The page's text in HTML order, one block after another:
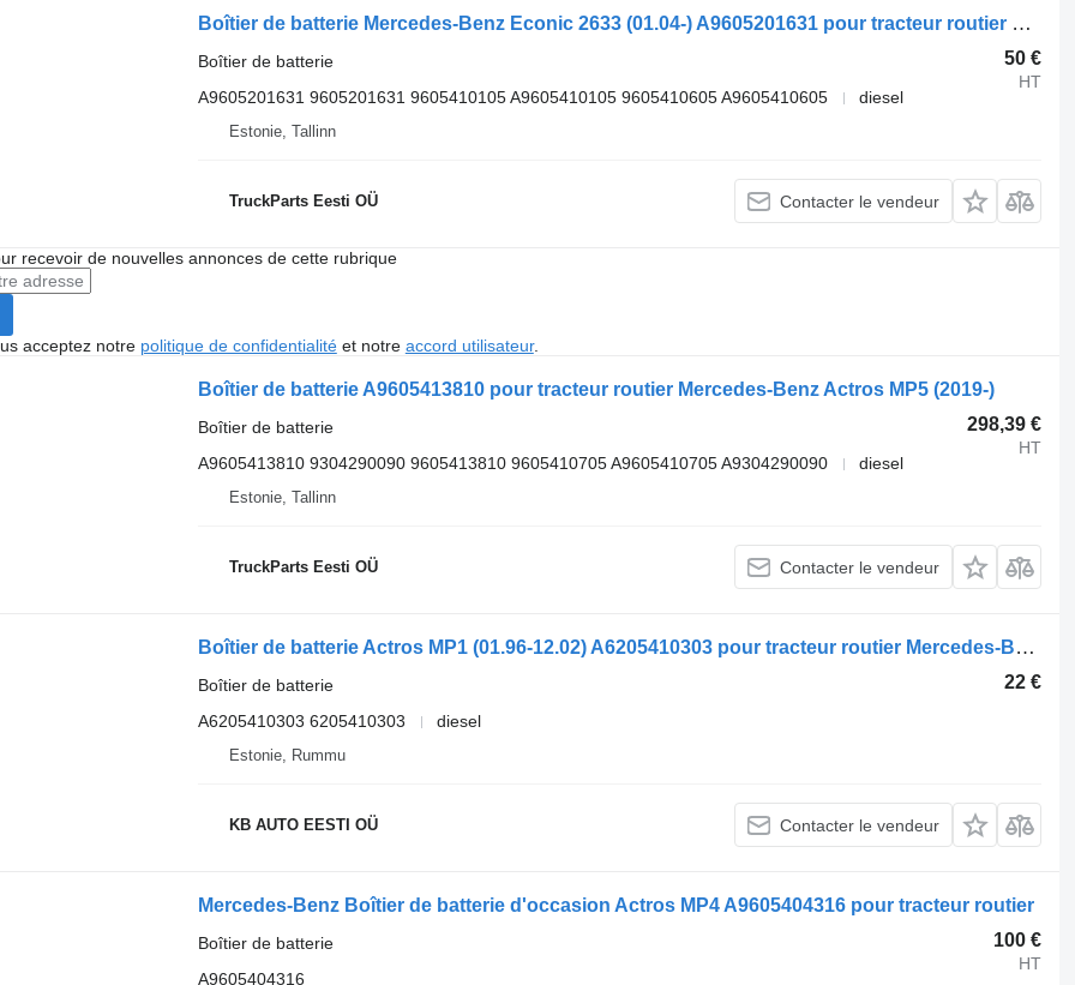
Boîtier de batterie Mercedes-Benz Econic 2633 (01.04-) A9605201631 pour tracteur routier Mercedes-Benz Econic (1998-2014)
50 €
HT
Boîtier de batterie
A9605201631 9605201631 9605410105 A9605410105 9605410605 A9605410605
diesel
Estonie, Tallinn
TruckParts Eesti OÜ Contacter le vendeur
recevoir de nouvelles annonces de cette rubrique
acceptez notre politique de confidentialitéet notre accord utilisateur.
Boîtier de batterie A9605413810 pour tracteur routier Mercedes-Benz Actros MP5 (2019-)
298,39 €
HT
Boîtier de batterie
A9605413810 9304290090 9605413810 9605410705 A9605410705 A9304290090
diesel
Estonie, Tallinn
TruckParts Eesti OÜ Contacter le vendeur
Boîtier de batterie Actros MP1 (01.96-12.02) A6205410303 pour tracteur routier Mercedes-Benz Actros, Axor MP1, MP2, MP3 (1996-2014)
22 €
Boîtier de batterie
A6205410303 6205410303
diesel
Estonie, Rummu
KB AUTO EESTI OÜ Contacter le vendeur
Mercedes-Benz Boîtier de batterie d'occasion Actros MP4 A9605404316 pour tracteur routier
100 €
HT
Boîtier de batterie
A9605404316